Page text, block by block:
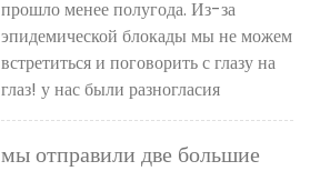
прошло менее полугода. Из-за
эпидемической блокады мы не можем
встретиться и поговорить с глазу на
глаз! у нас были разногласия
мы отправили две большие